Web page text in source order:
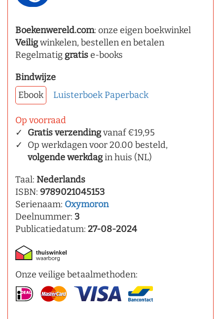
Boekenwereld.com: onze eigen boekwinkel
Veiligwinkelen, bestellen en betalen
Regelmatig gratise-books
Bindwijze
Ebook
Luisterboek Paperback
Op voorraad
Gratis verzendingvanaf €19,95
Op werkdagen voor 20.00 besteld,
volgende werkdagin huis (NL)
Taal: Nederlands
ISBN: 9789021045153
Serienaam: Oxymoron
Deelnummer: 3
Publicatiedatum: 27-08-2024
Onze veilige betaalmethoden: